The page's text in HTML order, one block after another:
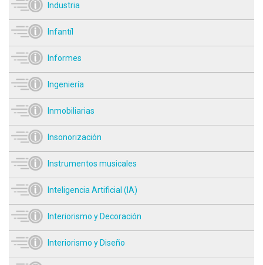
Industria
Infantíl
Informes
Ingeniería
Inmobiliarias
Insonorización
Instrumentos musicales
Inteligencia Artificial (IA)
Interiorismo y Decoración
Interiorismo y Diseño